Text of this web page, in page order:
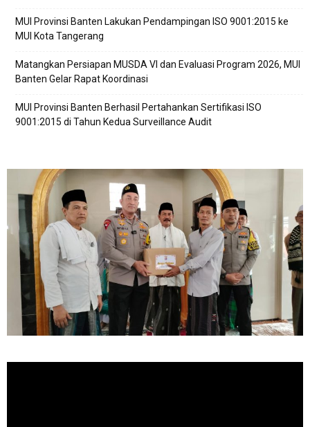
MUI Provinsi Banten Lakukan Pendampingan ISO 9001:2015 ke
MUI Kota Tangerang
Matangkan Persiapan MUSDA VI dan Evaluasi Program 2026, MUI
Banten Gelar Rapat Koordinasi
MUI Provinsi Banten Berhasil Pertahankan Sertifikasi ISO
9001:2015 di Tahun Kedua Surveillance Audit